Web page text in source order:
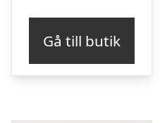
Gå till butik